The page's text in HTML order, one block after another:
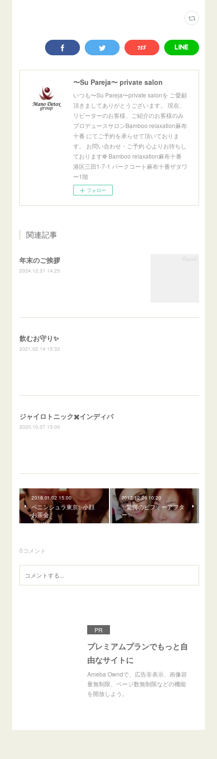
〜Su Pareja〜 private salon
いつも〜Su Pareja〜private salonを ご愛顧
頂きましてありがとうございます。 現在、
リピーターのお客様、ご紹介のお客様のみ
プロデュースサロンBamboo relaxation麻布
十番 にてご予約を承らせて頂いておりま
す。 お問い合わせ・ご予約 心よりお待ちし
ております❁ Bamboo relaxation麻布十番
港区三田1-7-1 パークコート麻布十番ザタワ
ー1階
フォロー
関連記事
年末のご挨拶
2024.12.31 14:25
飲むお守り✨
2021.02.14 15:32
ジャイロトニック✖️インディバ
2020.10.07 15:00
2018.01.02 15:00
ペニンシュラ東京✨小顔
お茶会
2017.12.26 10:20
✨驚愕のビフォーアフタ
ー✨
0コメント
PR
プレミアムプランでもっと自
由なサイトに
Ameba Owndで、広告非表示、画像容
量無制限、ページ数無制限などの機能
を開放しよう。